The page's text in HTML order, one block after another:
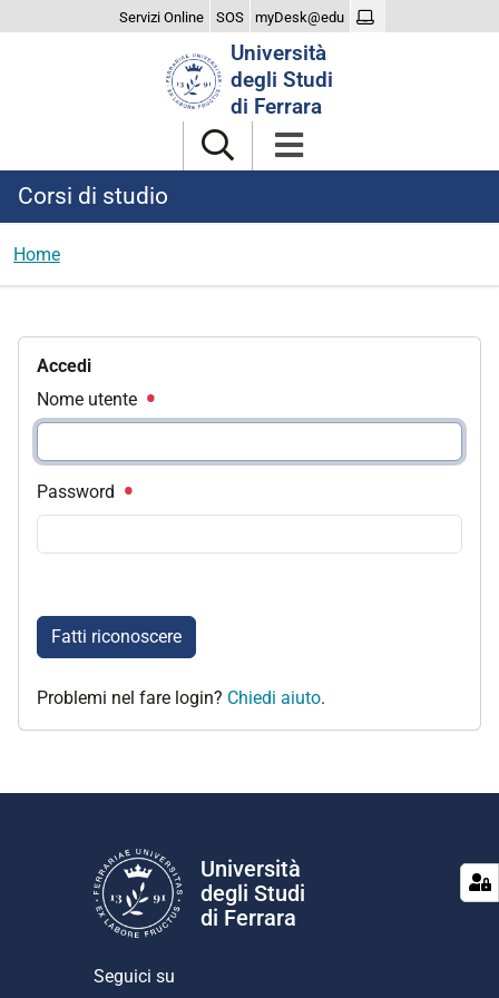
Servizi Online SOS myDesk@edu
Università
degli Studi
di Ferrara
Corsi di studio
Home
Accedi
Nome utente
Password
Fatti riconoscere
Problemi nel fare login? Chiedi aiuto.
Università
degli Studi
di Ferrara
Seguici su